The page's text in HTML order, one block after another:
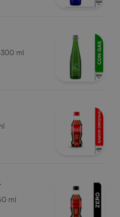
ml
ml